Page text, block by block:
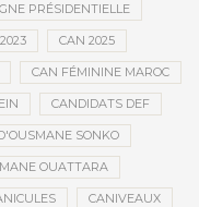
PRÉSIDENTIELLE
CAN 2025
CAN FÉMININE MAROC
CANDIDATS DEF
SONKO
OUATTARA
CANIVEAUX